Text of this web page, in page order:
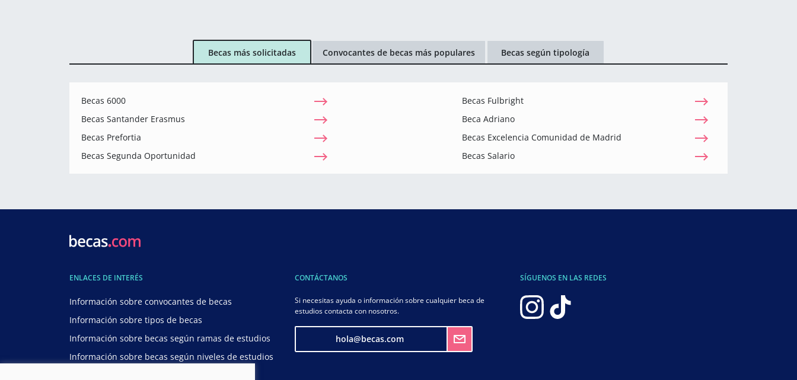
Becas más solicitadas Convocantes de becas más populares Becas según tipología
Becas 6000
Becas Fulbright
Becas Santander Erasmus
Beca Adriano
Becas Prefortia
Becas Excelencia Comunidad de Madrid
Becas Segunda Oportunidad
Becas Salario
ENLACES DE INTERÉS
Información sobre convocantes de becas
Información sobre tipos de becas
Información sobre becas según ramas de estudios
Información sobre becas según niveles de estudios
CONTÁCTANOS
Si necesitas ayuda o información sobre cualquier beca de
estudios contacta con nosotros.
hola@becas.com
SÍGUENOS EN LAS REDES